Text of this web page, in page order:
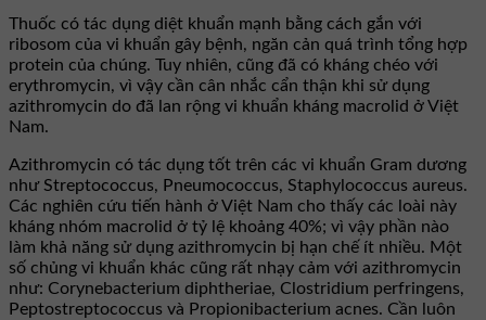
Thuốc có tác dụng diệt khuẩn mạnh bằng cách gắn với
ribosom của vi khuẩn gây bệnh, ngăn cản quá trình tổng hợp
protein của chúng. Tuy nhiên, cũng đã có kháng chéo với
erythromycin, vì vậy cần cân nhắc cẩn thận khi sử dụng
azithromycin do đã lan rộng vi khuẩn kháng macrolid ở Việt
Nam.
Azithromycin có tác dụng tốt trên các vi khuẩn Gram dương
như Streptococcus, Pneumococcus, Staphylococcus aureus.
Các nghiên cứu tiến hành ở Việt Nam cho thấy các loài này
kháng nhóm macrolid ở tỷ lệ khoảng 40%; vì vậy phần nào
làm khả năng sử dụng azithromycin bị hạn chế ít nhiều. Một
số chủng vi khuẩn khác cũng rất nhạy cảm với azithromycin
như: Corynebacterium diphtheriae, Clostridium perfringens,
Peptostreptococcus và Propionibacterium acnes. Cần luôn